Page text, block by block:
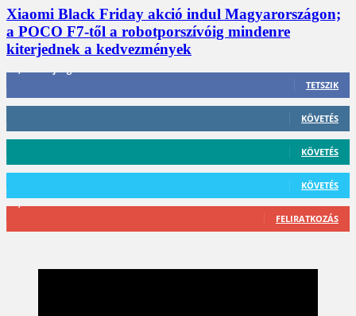
Xiaomi Black Friday akció indul Magyarországon;
a POCO F7-től a robotporszívóig mindenre
kiterjednek a kedvezmények
TETSZIK
KÖVETÉS
KÖVETÉS
KÖVETÉS
FELIRATKOZÁS